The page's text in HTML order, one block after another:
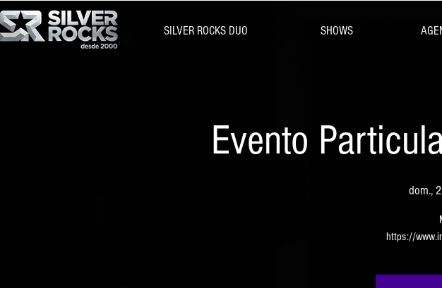
SILVER ROCKS DUO SHOWS
Evento
dom.,
https://